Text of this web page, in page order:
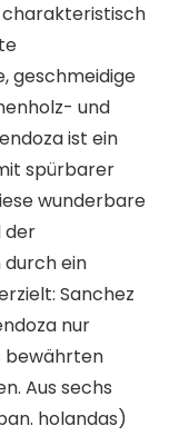
charakteristisch
geschmeidige
und
ist ein
spürbarer
wunderbare
der
ein
Sanchez
nur
bewährten
Aus sechs
holandas)